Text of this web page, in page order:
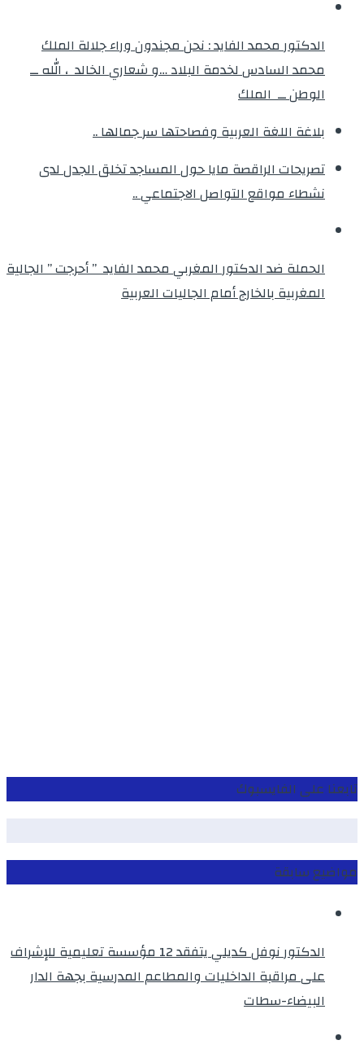
الدكتور محمد الفايد : نحن مجندون وراء جلالة الملك
محمد السادس لخدمة البلاد …و شعاري الخالد ، الله ــ
الوطن ــ الملك
بلاغة اللغة العربية وفصاحتها سر جمالها ..
تصريحات الراقصة مايا حول المساجد تخلق الجدل لدى
نشطاء مواقع التواصل الاجتماعي ..
الحملة ضد الدكتور المغربي محمد الفايد ” أحرجت ” الجالية
المغربية بالخارج أمام الجاليات العربية
تابعنا على الفايسبوك
مواضيع سابقة
الدكتور نوفل كديلي يتفقد 12 مؤسسة تعليمية للإشراف
على مراقبة الداخليات والمطاعم المدرسية بجهة الدار
البيضاء-سطات